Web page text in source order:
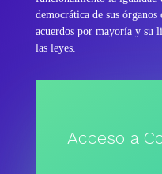
democrática de sus
acuerdos por mayoría y su
las leyes.
Acceso a